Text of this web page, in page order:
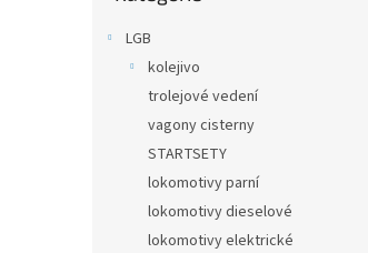
LGB
kolejivo
trolejové vedení
vagony cisterny
STARTSETY
lokomotivy parní
lokomotivy dieselové
lokomotivy elektrické